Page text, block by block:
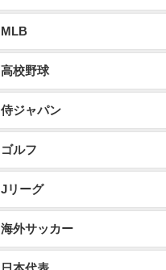
MLB
高校野球
侍ジャパン
ゴルフ
Jリーグ
海外サッカー